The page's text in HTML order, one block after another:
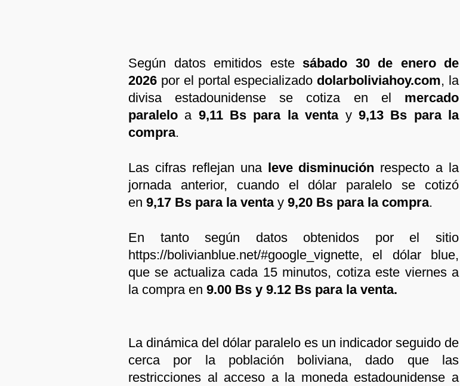
Según datos emitidos estesábado 30 de enero de
2026 por el portal especializado dolarboliviahoy.com, la
divisa estadounidense se cotiza en el mercado
paralelo a 9,11 Bs para la ventay 9,13 Bs para la
compra.
Las cifras reflejan una leve disminución respecto a la
jornada anterior, cuando el dólar paralelo se cotizó
en 9,17 Bs para la ventay 9,20 Bs para la compra.
En tanto según datos obtenidos por el sitio
https://bolivianblue.net/#google_vignette, el dólar blue,
que se actualiza cada 15 minutos, cotiza este viernes a
la compra en 9.00 Bs y 9.12 Bs para la venta.
La dinámica del dólar paralelo es un indicador seguido de
cerca por la población boliviana, dado que las
restricciones al acceso a la moneda estadounidense a